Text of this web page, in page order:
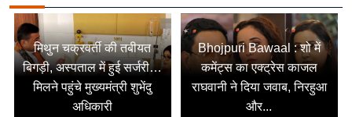
मिथुन चक्रवर्ती की तबीयत
बिगड़ी, अस्पताल में हुई सर्जरी…
मिलने पहुंचे मुख्यमंत्री शुभेंदु
अधिकारी
Bhojpuri Bawaal : शो में
कमेंट्स का एक्ट्रेस काजल
राघवानी ने दिया जवाब, निरहुआ
और...